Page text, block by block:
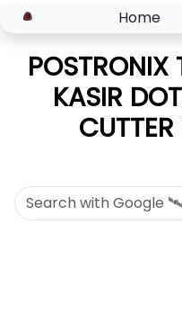
Home
KASIR